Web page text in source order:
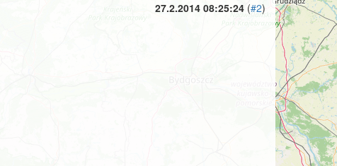
27.2.2014 08:25:24 (#2)